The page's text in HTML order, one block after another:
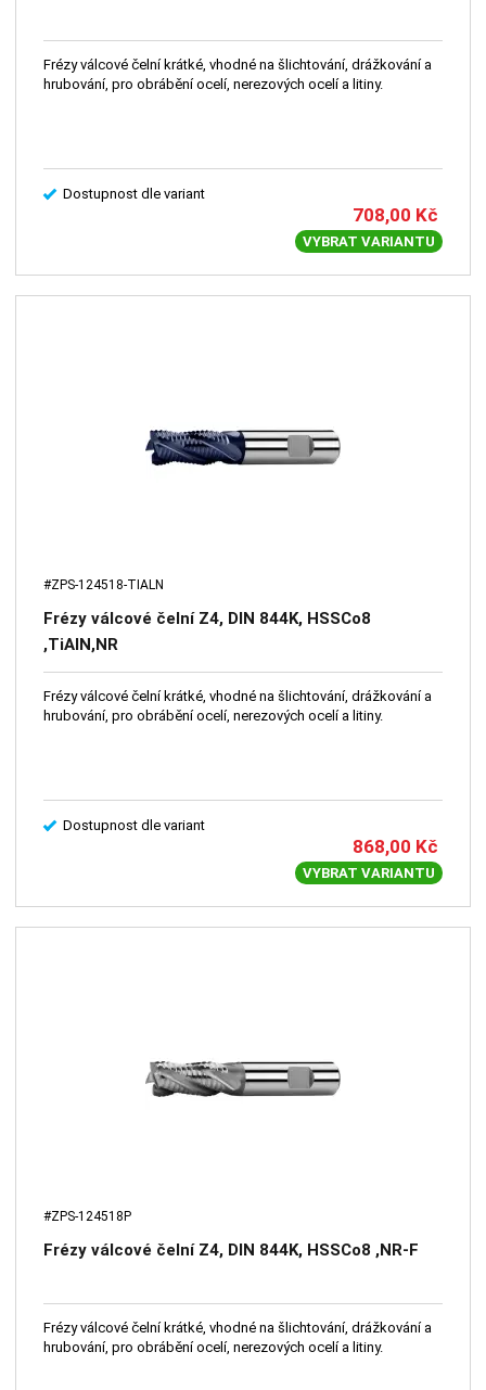
Frézy válcové čelní krátké, vhodné na šlichtování, drážkování a
hrubování, pro obrábění ocelí, nerezových ocelí a litiny.
Dostupnost dle variant
708,00 Kč
VYBRAT VARIANTU
#ZPS-124518-TIALN
Frézy válcové čelní Z4, DIN 844K, HSSCo8
,TiAlN,NR
Frézy válcové čelní krátké, vhodné na šlichtování, drážkování a
hrubování, pro obrábění ocelí, nerezových ocelí a litiny.
Dostupnost dle variant
868,00 Kč
VYBRAT VARIANTU
#ZPS-124518P
Frézy válcové čelní Z4, DIN 844K, HSSCo8 ,NR-F
Frézy válcové čelní krátké, vhodné na šlichtování, drážkování a
hrubování, pro obrábění ocelí, nerezových ocelí a litiny.